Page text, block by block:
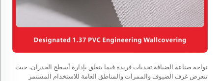
تواجه صناعة الضيافة تحديات فريدة فيما يتعلق بإدارة أسطح الجدران، حيث
تتعرض غرف الضيوف والممرات والمناطق العامة للاستخدام المستمر